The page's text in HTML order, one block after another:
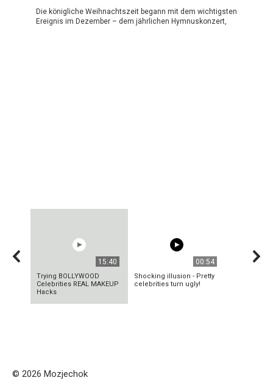
Die königliche Weihnachtszeit begann mit dem wichtigsten
Ereignis im Dezember – dem jährlichen Hymnuskonzert,
15:40
Trying BOLLYWOOD
Celebrities REAL MAKEUP
Hacks
00:54
Shocking illusion - Pretty
celebrities turn ugly!
© 2026 Mozjechok